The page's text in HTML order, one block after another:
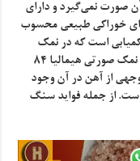
صورت نمی‌گیرد و دارای
خوراکی طبیعی محسوب
است که در نمک‌
های معمولی وجود ندارند. به گفته برخی از افراد نمک صورتی هیمالیا ۸۴
از آهن در آن وجود
از جمله فواید سنگ